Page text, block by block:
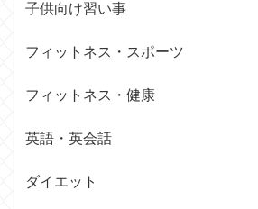
子供向け習い事
フィットネス・スポーツ
フィットネス・健康
英語・英会話
ダイエット